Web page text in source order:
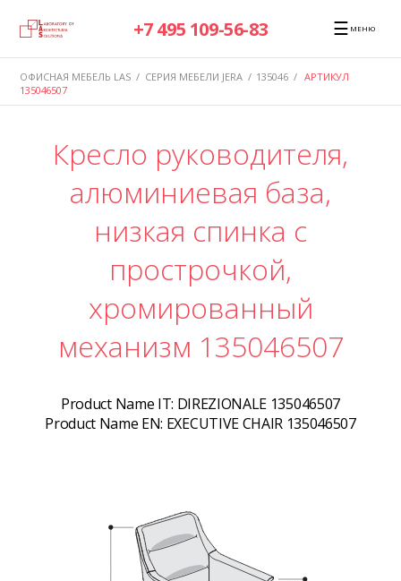
+7 495 109-56-83 ☰ МЕНЮ
ОФИСНАЯ МЕБЕЛЬ LAS / СЕРИЯ МЕБЕЛИ JERA / 135046 / АРТИКУЛ
135046507
Кресло руководителя,
алюминиевая база,
низкая спинка с
прострочкой,
хромированный
механизм 135046507
Product Name IT: DIREZIONALE 135046507
Product Name EN: EXECUTIVE CHAIR 135046507